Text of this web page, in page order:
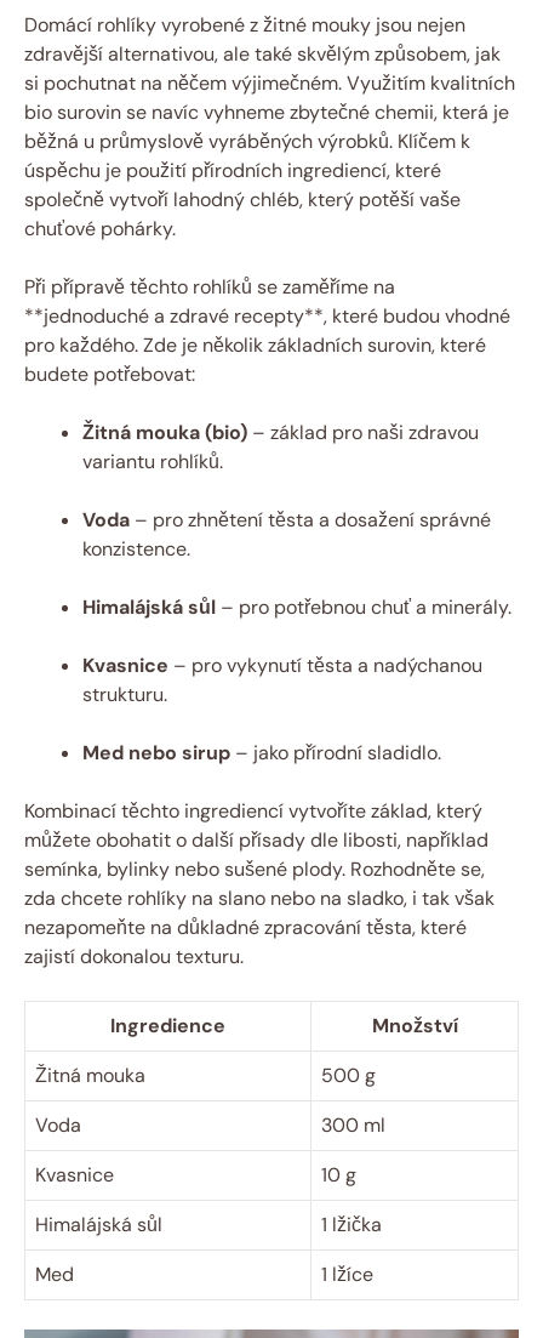
Domácí rohlíky vyrobené z žitné mouky jsou nejen
zdravější alternativou, ale také skvělým způsobem, jak
si pochutnat na něčem výjimečném. Využitím kvalitních
bio surovin se navíc vyhneme zbytečné chemii, která je
běžná u průmyslově vyráběných výrobků. Klíčem k
úspěchu je použití přírodních ingrediencí, které
společně vytvoří lahodný chléb, který potěší vaše
chuťové pohárky.
Při přípravě těchto rohlíků se zaměříme na
**jednoduché a zdravé recepty**, které budou vhodné
pro každého. Zde je několik základních surovin, které
budete potřebovat:
Žitná mouka (bio) – základ pro naši zdravou
variantu rohlíků.
Voda – pro zhnětení těsta a dosažení správné
konzistence.
Himalájská sůl – pro potřebnou chuť a minerály.
Kvasnice – pro vykynutí těsta a nadýchanou
strukturu.
Med nebo sirup – jako přírodní sladidlo.
Kombinací těchto ingrediencí vytvoříte základ, který
můžete obohatit o další přísady dle libosti, například
semínka, bylinky nebo sušené plody. Rozhodněte se,
zda chcete rohlíky na slano nebo na sladko, i tak však
nezapomeňte na důkladné zpracování těsta, které
zajistí dokonalou texturu.
Ingredience
Množství
Žitná mouka
500 g
Voda
300 ml
Kvasnice
10 g
Himalájská sůl
1 lžička
Med
1 lžíce